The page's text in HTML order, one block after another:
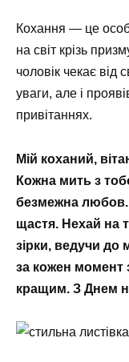
Кохання — це
на світ крізь
чоловік чекає від
уваги, але і
привітаннях.
Мій коханий,
Кожна мить з
безмежна
щастя. Нехай на
зірки, ведучи до
за кожен момент
кращим. З Днем